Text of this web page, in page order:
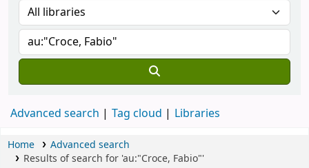
Advanced search Tag cloud Libraries
Home
Advanced search
Results of search for 'au:"Croce, Fabio"'